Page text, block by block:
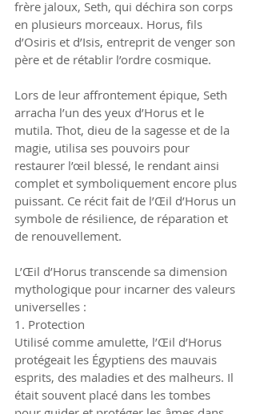
frère jaloux, Seth, qui déchira son corps
en plusieurs morceaux. Horus, fils
d’Osiris et d’Isis, entreprit de venger son
père et de rétablir l’ordre cosmique.
Lors de leur affrontement épique, Seth
arracha l’un des yeux d’Horus et le
mutila. Thot, dieu de la sagesse et de la
magie, utilisa ses pouvoirs pour
restaurer l’œil blessé, le rendant ainsi
complet et symboliquement encore plus
puissant. Ce récit fait de l’Œil d’Horus un
symbole de résilience, de réparation et
de renouvellement.
L’Œil d’Horus transcende sa dimension
mythologique pour incarner des valeurs
universelles :
1. Protection
Utilisé comme amulette, l’Œil d’Horus
protégeait les Égyptiens des mauvais
esprits, des maladies et des malheurs. Il
était souvent placé dans les tombes